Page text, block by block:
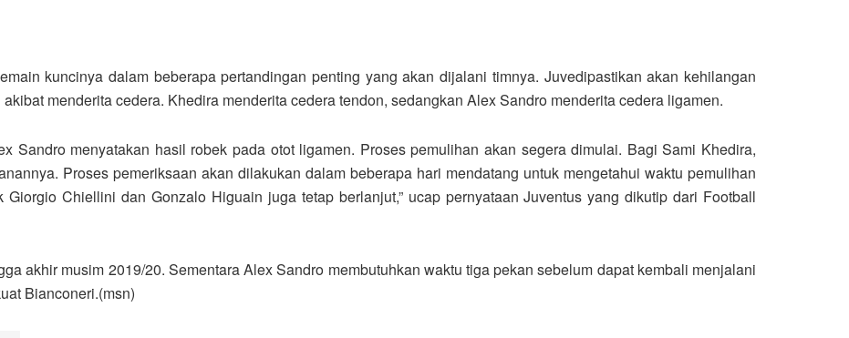
kuncinya dalam beberapa pertandingan penting yang akan dijalani timnya. Juvedipastikan akan kehilangan
menderita cedera. Khedira menderita cedera tendon, sedangkan Alex Sandro menderita cedera ligamen.
Sandro menyatakan hasil robek pada otot ligamen. Proses pemulihan akan segera dimulai. Bagi Sami Khedira,
Proses pemeriksaan akan dilakukan dalam beberapa hari mendatang untuk mengetahui waktu pemulihan
Chiellini dan Gonzalo Higuain juga tetap berlanjut,” ucap pernyataan Juventus yang dikutip dari Football
akhir musim 2019/20. Sementara Alex Sandro membutuhkan waktu tiga pekan sebelum dapat kembali menjalani
Bianconeri.(msn)